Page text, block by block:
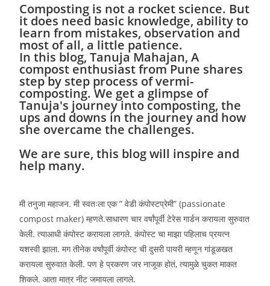
Composting is not a rocket science. But
it does need basic knowledge, ability to
learn from mistakes, observation and
most of all, a little patience.
In this blog, Tanuja Mahajan, A
compost enthusiast from Pune shares
step by step process of vermi-
composting. We get a glimpse of
Tanuja's journey into composting, the
ups and downs in the journey and how
she overcame the challenges.
We are sure, this blog will inspire and
help many.
मी तनुजा महाजन. मी स्वतःला एक ” वेडी कंपोस्टप्रेमी” (passionate
compost maker) म्हणते.साधारण चार वर्षांपूर्वी टेरेस गार्डन करायला सुरुवात
केली. त्याआधी कंपोस्ट करायला लागले. कंपोस्ट चा माझा पहिलाच प्रयत्न
यशस्वी झाला. मग तीनेक वर्षांपूर्वी कंपोस्ट ची दुसरी पायरी म्हणून गांडूळखत
करायला सुरुवात केली. पण हे प्रकरण जर नाजूक होतं, त्यामुळे चुकत माकत
शिकले. आता मात्र नीट जमायला लागले.